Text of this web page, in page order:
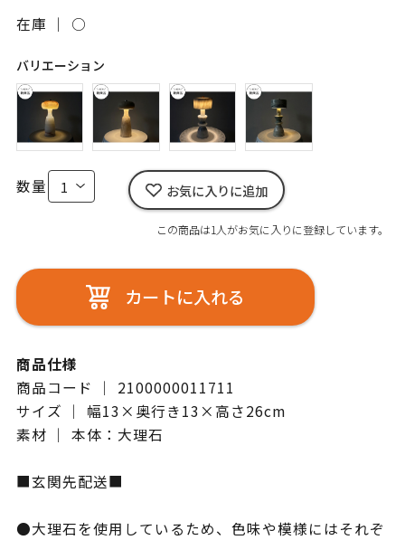
在庫 ｜ ○
バリエーション
数量 お気に入りに追加
この商品は1人がお気に入りに登録しています。
カートに入れる
商品仕様
商品コード ｜ 2100000011711
サイズ ｜ 幅13×奥行き13×高さ26cm
素材 ｜ 本体：大理石
■玄関先配送■
●大理石を使用しているため、色味や模様にはそれぞ